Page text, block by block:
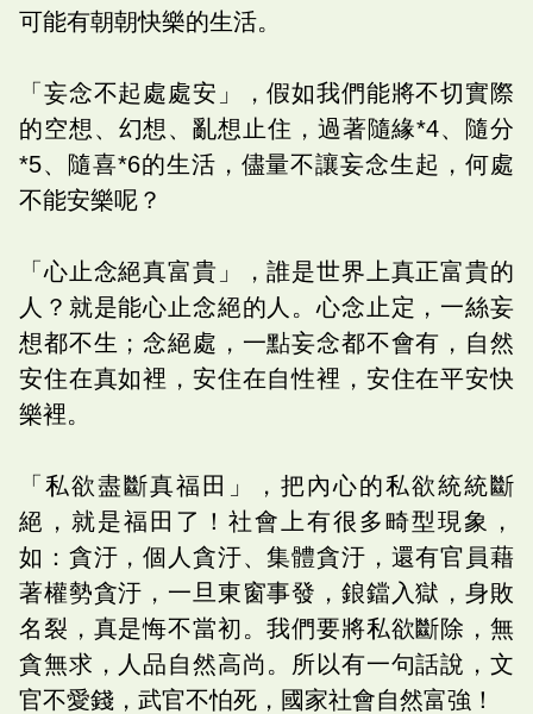
可能有朝朝快樂的生活。
「妄念不起處處安」，假如我們能將不切實際
的空想、幻想、亂想止住，過著隨緣*4、隨分
*5、隨喜*6的生活，儘量不讓妄念生起，何處
不能安樂呢？
「心止念絕真富貴」，誰是世界上真正富貴的
人？就是能心止念絕的人。心念止定，一絲妄
想都不生；念絕處，一點妄念都不會有，自然
安住在真如裡，安住在自性裡，安住在平安快
樂裡。
「私欲盡斷真福田」，把內心的私欲統統斷
絕，就是福田了！社會上有很多畸型現象，
如：貪汙，個人貪汙、集體貪汙，還有官員藉
著權勢貪汙，一旦東窗事發，鋃鐺入獄，身敗
名裂，真是悔不當初。我們要將私欲斷除，無
貪無求，人品自然高尚。所以有一句話說，文
官不愛錢，武官不怕死，國家社會自然富強！